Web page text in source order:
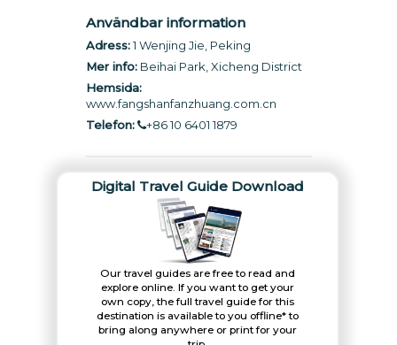
Användbar information
Adress:1 Wenjing Jie, Peking
Mer info:Beihai Park, Xicheng District
Hemsida:
www.fangshanfanzhuang.com.cn
Telefon:
+86 10 6401 1879
Digital Travel Guide Download
Our travel guides are free to read and
explore online. If you want to get your
own copy, the full travel guide for this
destination is available to you offline* to
bring along anywhere or print for your